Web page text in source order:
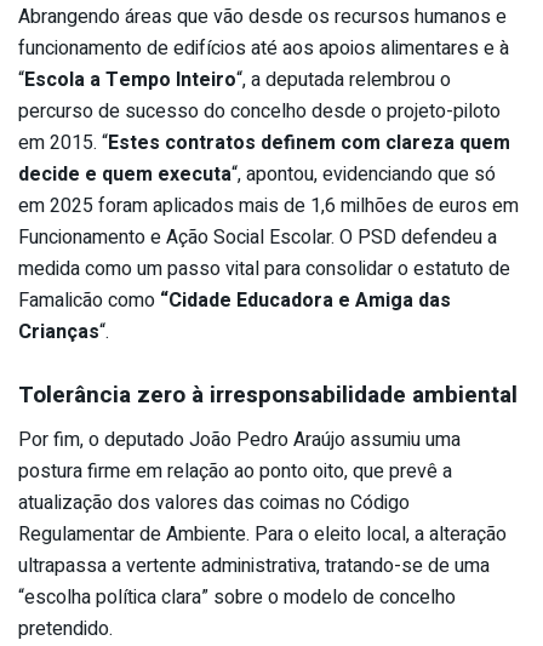
Abrangendo áreas que vão desde os recursos humanos e
funcionamento de edifícios até aos apoios alimentares e à
“Escola a Tempo Inteiro“, a deputada relembrou o
percurso de sucesso do concelho desde o projeto-piloto
em 2015. “Estes contratos definem com clareza quem
decide e quem executa“, apontou, evidenciando que só
em 2025 foram aplicados mais de 1,6 milhões de euros em
Funcionamento e Ação Social Escolar. O PSD defendeu a
medida como um passo vital para consolidar o estatuto de
Famalicão como “Cidade Educadora e Amiga das
Crianças“.
Tolerância zero à irresponsabilidade ambiental
Por fim, o deputado João Pedro Araújo assumiu uma
postura firme em relação ao ponto oito, que prevê a
atualização dos valores das coimas no Código
Regulamentar de Ambiente. Para o eleito local, a alteração
ultrapassa a vertente administrativa, tratando-se de uma
“escolha política clara” sobre o modelo de concelho
pretendido.